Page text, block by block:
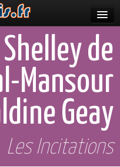
de
Mansour
Geay
Les Incitations